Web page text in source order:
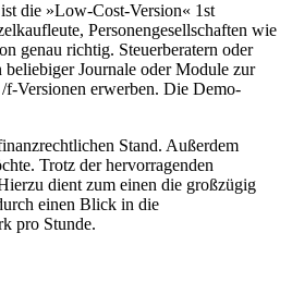
die »Low-Cost-Version« 1st
Personengesellschaften wie
genau richtig. Steuerberatern oder
Journale oder Module zur
Versionen erwerben. Die Demo-
Stand. Außerdem
Trotz der hervorragenden
dient zum einen die großzügig
einen Blick in die
pro Stunde.